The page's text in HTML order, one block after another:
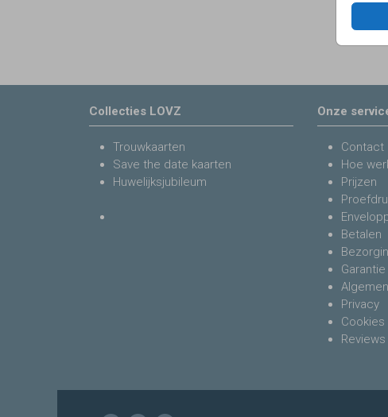
Collecties LOVZ
Trouwkaarten
Save the date kaarten
Huwelijksjubileum
Onze
Contact
Hoe
Prijzen
Betalen
Garantie
Privacy
Cookies